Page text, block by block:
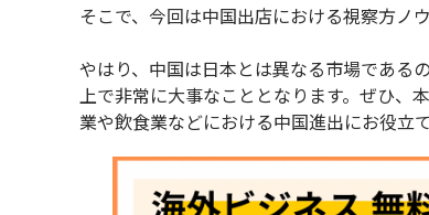
そこで、今回は中国出店における視察方ノ
やはり、中国は日本とは異なる市場である
上で非常に大事なこととなります。ぜひ、
業や飲食業などにおける中国進出にお役立